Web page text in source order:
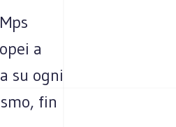
a
su ogni
fin